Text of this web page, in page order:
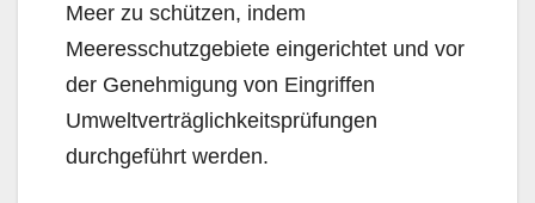
Meer zu schützen, indem
Meeresschutzgebiete eingerichtet und vor
der Genehmigung von Eingriffen
Umweltverträglichkeitsprüfungen
durchgeführt werden.